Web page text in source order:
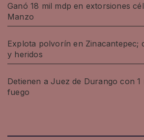
Ganó 18 mil mdp en extorsiones
Manzo
Explota polvorín en Zinacantepec;
y heridos
Detienen a Juez de Durango con 1
fuego